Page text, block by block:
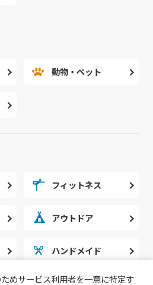
動物・ペット
フィットネス
アウトドア
ハンドメイド
めサービス利用者を一意に特定す